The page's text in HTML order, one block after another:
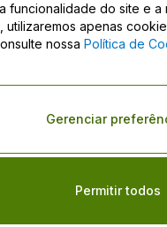
viagogo GmbH 2026
Personal Information/Your
funcionalidade do site e
utilizaremos apenas
nossa Política de
Permitir todos
Gerenciar